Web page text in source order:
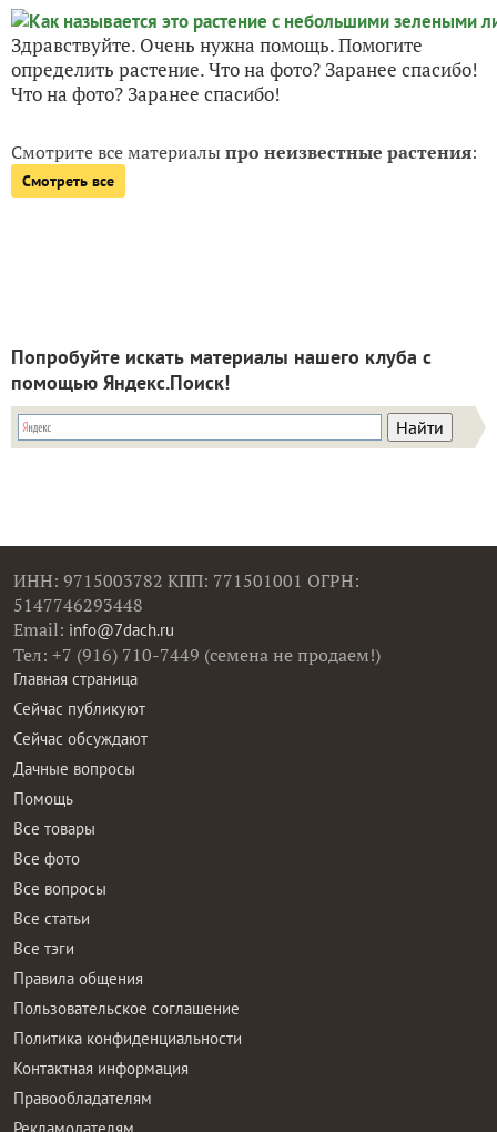
Здравствуйте. Очень нужна помощь. Помогите
определить растение. Что на фото? Заранее спасибо!
Что на фото? Заранее спасибо!
Смотрите все материалыпро неизвестные растения:
Смотреть все
Попробуйте искать материалы нашего клуба с
помощью Яндекс.Поиск!
ИНН: 9715003782 КПП: 771501001 ОГРН:
5147746293448
Email: info@7dach.ru
Тел: +7 (916) 710-7449 (семена не продаем!)
Главная страница
Сейчас публикуют
Сейчас обсуждают
Дачные вопросы
Помощь
Все товары
Все фото
Все вопросы
Все статьи
Все тэги
Правила общения
Пользовательское соглашение
Политика конфиденциальности
Контактная информация
Правообладателям